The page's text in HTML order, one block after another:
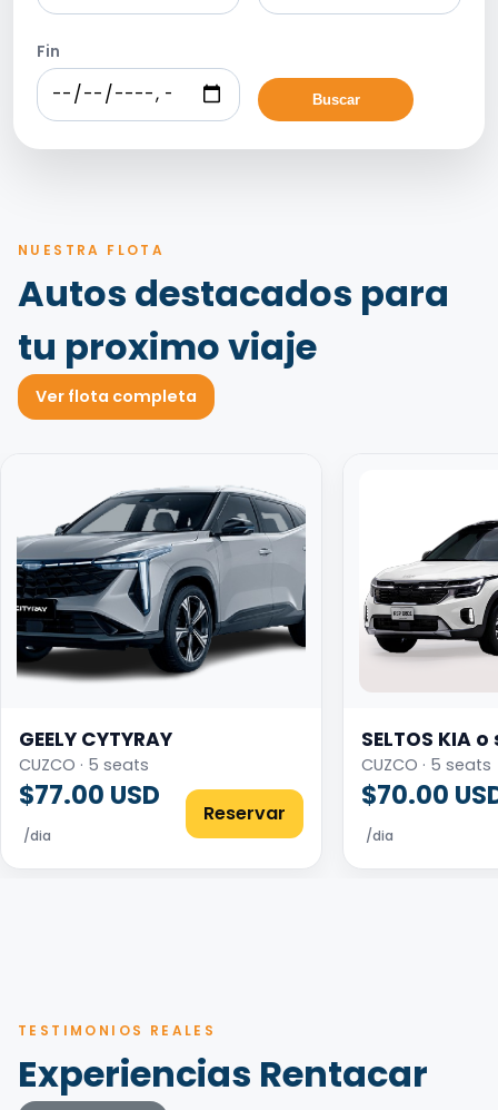
Fin
Buscar
NUESTRA FLOTA
Autos destacados para
tu proximo viaje
Ver flota completa
GEELY CYTYRAY
CUZCO · 5 seats
$77.00 USD
/dia
Reservar
SELTOS KIA
CUZCO · 5 seats
$70.00
/dia
TESTIMONIOS REALES
Experiencias Rentacar